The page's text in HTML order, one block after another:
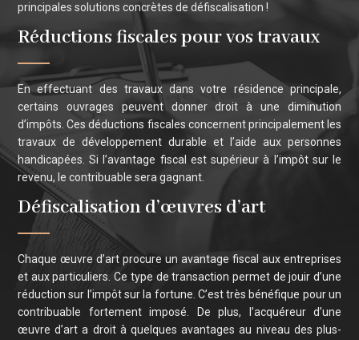
principales solutions concrètes de défiscalisation !
Réductions fiscales pour vos travaux
En effectuant des travaux dans votre résidence principale,
certains ouvrages peuvent donner droit à une diminution
d’impôts. Ces déductions fiscales concernent principalement les
travaux de développement durable et l’aide aux personnes
handicapées. Si l’avantage fiscal est supérieur à l’impôt sur le
revenu, le contribuable sera gagnant.
Défiscalisation d’œuvres d’art
Chaque œuvre d’art procure un avantage fiscal aux entreprises
et aux particuliers. Ce type de transaction permet de jouir d’une
réduction sur l’impôt sur la fortune. C’est très bénéfique pour un
contribuable fortement imposé. De plus, l’acquéreur d’une
œuvre d’art a droit à quelques avantages au niveau des plus-